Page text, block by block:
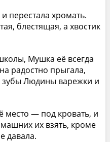
перестала хромать.
блестящая, а хвостик
Мушка её всегда
радостно прыгала,
зубы Людины варежки и
место — под кровать, и
их взять, кроме
давала.